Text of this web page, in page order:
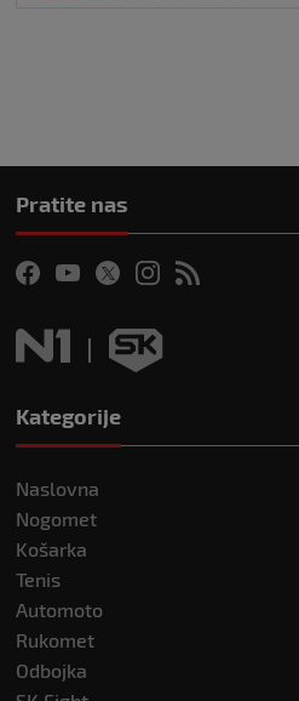
Pratite nas
Kategorije
Naslovna
Nogomet
Košarka
Tenis
Automoto
Rukomet
Odbojka